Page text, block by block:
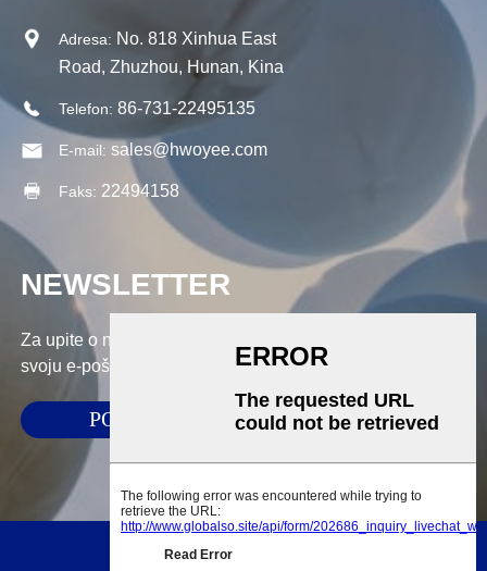
Adresa: No. 818 Xinhua East
Road, Zhuzhou, Hunan, Kina
Telefon: 86-731-22495135
E-mail: sales@hwoyee.com
Faks: 22494158
NEWSLETTER
Za upite o našim proizvodima ili cjeniku, ostavite nam
svoju e-poštu i mi ćemo vas kontaktirati u roku od 24 sata.
PODNIJETI